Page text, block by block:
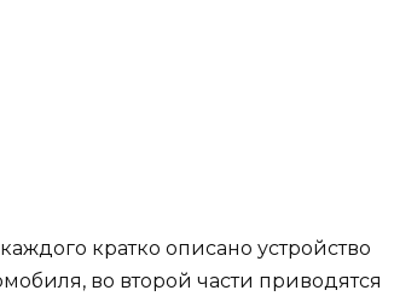
кратко описано устройство
во второй части приводятся